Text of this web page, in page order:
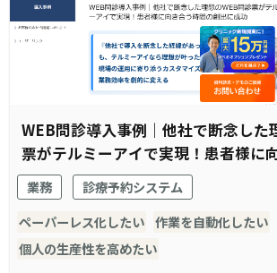
WEB問診導入事例｜他社で断念した
票がテルミーアイで実現！患者様に
創出に成功
業務
診療予約システム
ペーパーレス化したい 作業を自動化したい
個人の生産性を高めたい